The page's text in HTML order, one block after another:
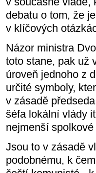
debatu o tom, že
v klíčových
Názor ministra
toto stane, pak už
úroveň jednoho z
určité symboly,
v zásadě
šéfa lokální vlády
nejmenší
Jsou to v zásadě
podobnému, k